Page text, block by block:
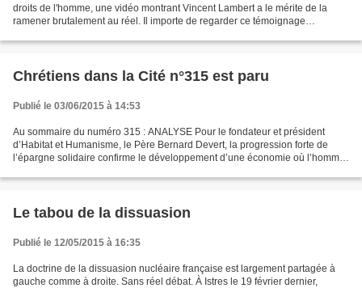
droits de l'homme, une vidéo montrant Vincent Lambert a le mérite de la
ramener brutalement au réel. Il importe de regarder ce témoignage
Chrétiens dans la Cité n°315 est paru
Publié le 03/06/2015 à 14:53
Au sommaire du numéro 315 : ANALYSE Pour le fondateur et président
d’Habitat et Humanisme, le Père Bernard Devert, la progression forte de
l’épargne solidaire confirme le développement d’une économie où l’homme
Le tabou de la dissuasion
Publié le 12/05/2015 à 16:35
La doctrine de la dissuasion nucléaire française est largement partagée à
gauche comme à droite. Sans réel débat. À Istres le 19 février dernier,